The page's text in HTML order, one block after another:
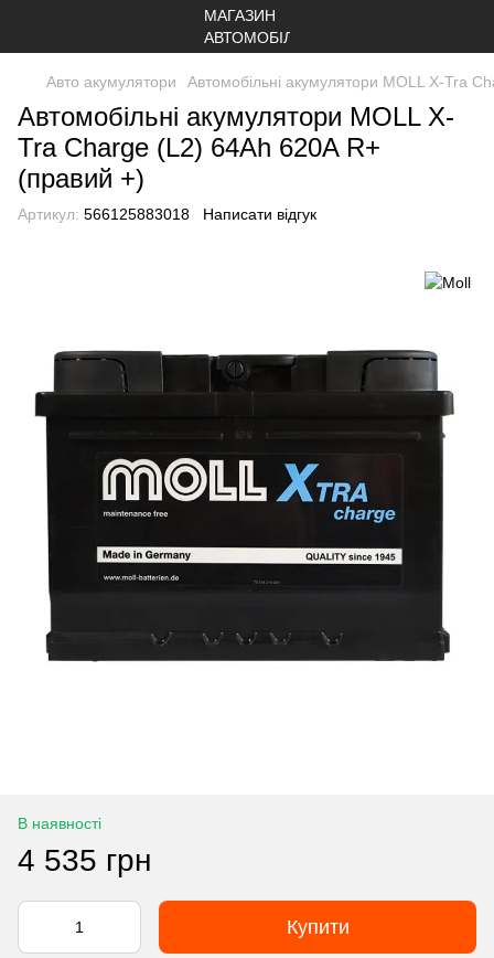
Авто акумулятори Автомобільні акумулятори MOLL X-Tra
Автомобільні акумулятори MOLL X-
Tra Charge (L2) 64Ah 620A R+
(правий +)
Артикул: 566125883018 Написати відгук
В наявності
4 535 грн
Купити